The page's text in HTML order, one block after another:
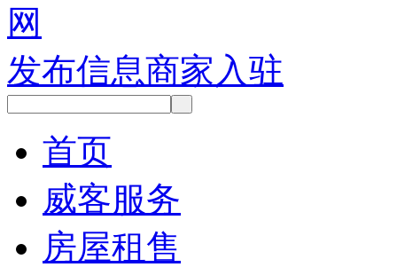
发布信息商家入驻
首页
威客服务
房屋租售